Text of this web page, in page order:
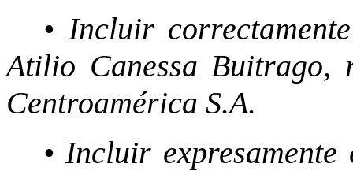
• Incluir
Atilio Canessa Buitrago,
Centroamérica S.A.
• Incluir